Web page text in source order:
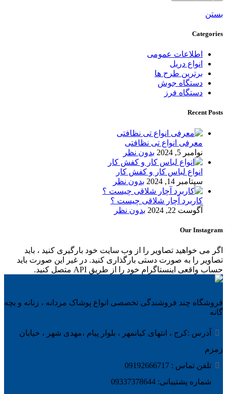
بستن
Categories
اطلاعات عمومی
انواع دریل
برترین طرح ها
دستگاه جوش
دستگاه فرز
Recent Posts
معرفی انواع تی نظافتی
نوامبر 5, 2024
بدون نظر
انواع لباس کار و کفش کار
سپتامبر 14, 2024
بدون نظر
کاربرد آچار شلاقی چیست ؟
آگوست 22, 2024
بدون نظر
Our Instagram
اگر می خواهید تصاویر را از وب سایت خود بارگیری کنید ، باید
تصاویر را به صورت دستی بارگذاری کنید. در غیر این صورت باید
حساب واقعی اینستاگرام خود را از طریق API متصل کنید.
فروشگاه چند فروشندگی تخصصی انواع پوشاک مردانه ، زنانه و بچه
گانه
آدرس :کرج ، انتهای کیانمهر ، بلوار پیام ،مهدی شهر ، خیابان
زمزم
تلفن تماس : 09192666717
شماره پشتیبانی: 09337378644